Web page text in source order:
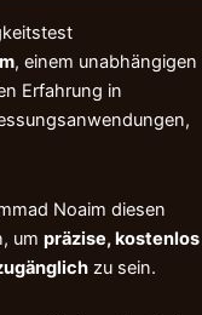
, einem unabhängigen
Erfahrung in
Noaim diesen
um präzise, kostenlos
zu sein.